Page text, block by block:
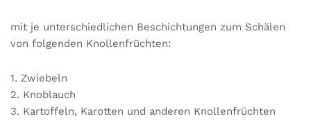
mit je unterschiedlichen Beschichtungen zum Schälen
von folgenden Knollenfrüchten:
1. Zwiebeln
2. Knoblauch
3. Kartoffeln, Karotten und anderen Knollenfrüchten